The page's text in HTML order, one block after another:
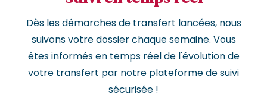
Dès les démarches de transfert lancées, nous
suivons votre dossier chaque semaine. Vous
êtes informés en temps réel de l'évolution de
votre transfert par notre plateforme de suivi
sécurisée !